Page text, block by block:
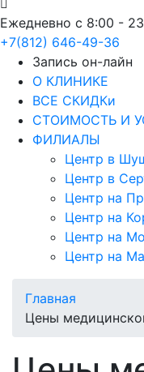
Ежедневно с 8:00 -
+7(812) 646-49-36
Запись он-лайн
О КЛИНИКЕ
ВСЕ СКИДКи
СТОИМОСТЬ И
ФИЛИАЛЫ
Центр в
Центр в
Центр на
Центр на
Центр на
Центр на
Главная
Цены